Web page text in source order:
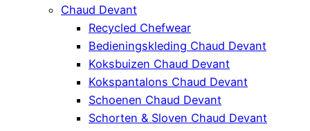
Chaud Devant
Recycled Chefwear
Bedieningskleding Chaud Devant
Koksbuizen Chaud Devant
Kokspantalons Chaud Devant
Schoenen Chaud Devant
Schorten & Sloven Chaud Devant